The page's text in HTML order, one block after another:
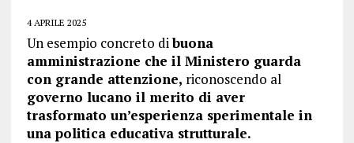
4 APRILE 2025
Un esempio concreto dibuona
amministrazione che il Ministero guarda
con grande attenzione, riconoscendo al
governo lucano il merito di aver
trasformato un’esperienza sperimentale in
una politica educativa strutturale.